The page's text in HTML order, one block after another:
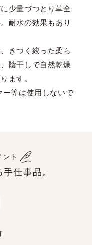
少量づつとり革全
耐水の効果もあり
きつく絞った柔ら
陰干しで自然乾燥
ます。
等は使用しないで
ト
仕事品。